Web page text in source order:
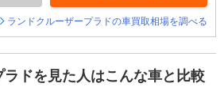
ランドクルーザープラドの車買取相場を調べる
ラドを見た人はこんな車と比較